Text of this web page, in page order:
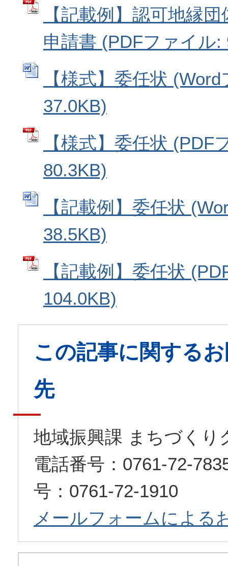
【記載例】認可地縁
申請書 (PDFファイル:
【様式】委任状
37.0KB)
【様式】委任状 (PDF
80.3KB)
【記載例】委任状
38.5KB)
【記載例】委任状
104.0KB)
この記事に関する
先
地域振興課 まちづくり
電話番号：0761-72-
号：0761-72-1910
メールフォームによる